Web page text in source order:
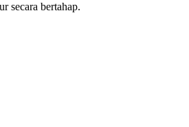
secara bertahap.